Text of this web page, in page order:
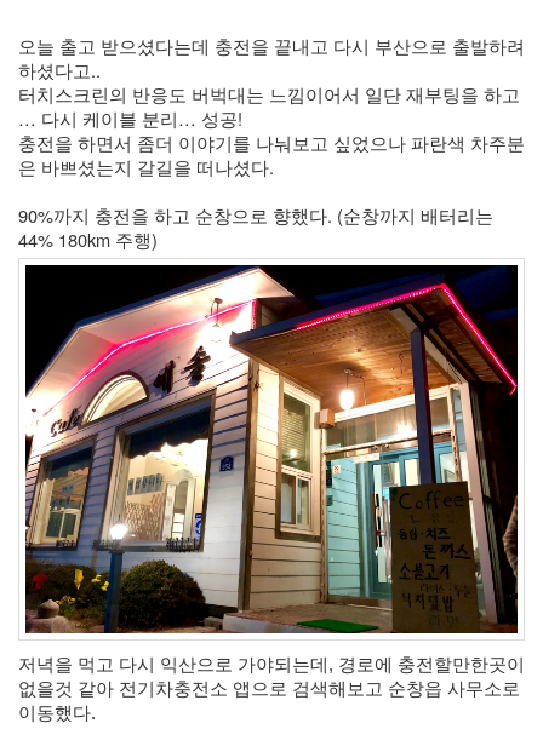
오늘 출고 받으셨다는데 충전을 끝내고 다시 부산으로 출발하려
하셨다고..
터치스크린의 반응도 버벅대는 느낌이어서 일단 재부팅을 하고
… 다시 케이블 분리… 성공!
충전을 하면서 좀더 이야기를 나눠보고 싶었으나 파란색 차주분
은 바쁘셨는지 갈길을 떠나셨다.
90%까지 충전을 하고 순창으로 향했다. (순창까지 배터리는
44% 180km 주행)
저녁을 먹고 다시 익산으로 가야되는데, 경로에 충전할만한곳이
없을것 같아 전기차충전소 앱으로 검색해보고 순창읍 사무소로
이동했다.
금
제
알
뜰...
by
kfmes
테
슬
제
주
도
11...
by
kfmes
테
슬
라
모
델
S